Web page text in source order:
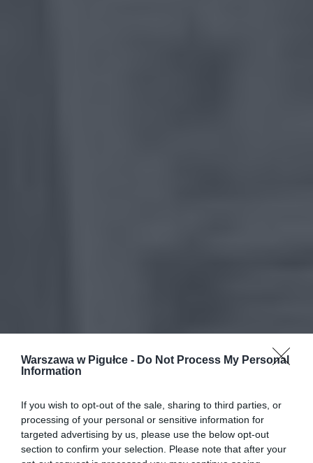
Warszawa w Pigułce - Do Not Process My Personal
Information
If you wish to opt-out of the sale, sharing to third parties, or
processing of your personal or sensitive information for
targeted advertising by us, please use the below opt-out
section to confirm your selection. Please note that after your